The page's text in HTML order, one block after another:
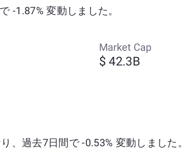
-1.87% 変動しました。
Market Cap
$ 42.3B
過去7日間で -0.53% 変動しました。